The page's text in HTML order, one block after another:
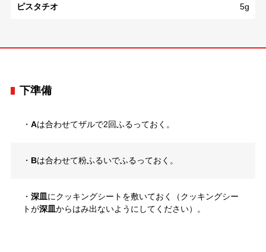
ピスタチオ 5g
下準備
・ Aは合わせてザルで2回ふるっておく。
・ Bは合わせて粉ふるいでふるっておく。
・ 深皿にクッキングシートを敷いておく（クッキングシー
トが深皿からはみ出ないようにしてください）。